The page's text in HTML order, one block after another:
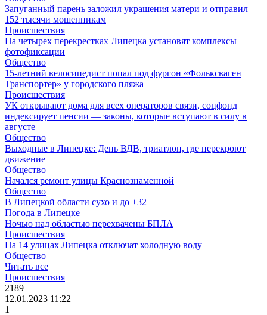
Запуганный парень заложил украшения матери и отправил
152 тысячи мошенникам
Происшествия
На четырех перекрестках Липецка установят комплексы
фотофиксации
Общество
15-летний велосипедист попал под фургон «Фольксваген
Транспортер» у городского пляжа
Происшествия
УК открывают дома для всех операторов связи, соцфонд
индексирует пенсии — законы, которые вступают в силу в
августе
Общество
Выходные в Липецке: День ВДВ, триатлон, где перекроют
движение
Общество
Начался ремонт улицы Краснознаменной
Общество
В Липецкой области сухо и до +32
Погода в Липецке
Ночью над областью перехвачены БПЛА
Происшествия
На 14 улицах Липецка отключат холодную воду
Общество
Читать все
Происшествия
2189
12.01.2023 11:22
1